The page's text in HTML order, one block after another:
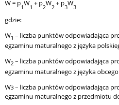
W = p1W1 + p2W2 + p3W3
gdzie:
W1 – liczba punktów odpowiadająca
egzaminu maturalnego z języka
W2 – liczba punktów odpowiadająca
egzaminu maturalnego z języka
W3 – liczba punktów odpowiadająca
egzaminu maturalnego z przedmiotu